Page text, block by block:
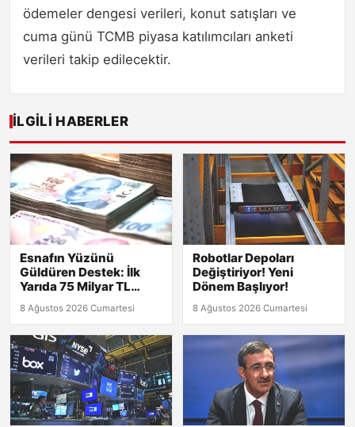
ödemeler dengesi verileri, konut satışları ve
cuma günü TCMB piyasa katılımcıları anketi
verileri takip edilecektir.
İLGILI HABERLER
Esnafın Yüzünü
Güldüren Destek: İlk
Yarıda 75 Milyar TL
8 Ağustos 2026 Cumartesi
Robotlar Depoları
Değiştiriyor! Yeni
Dönem Başlıyor!
8 Ağustos 2026 Cumartesi